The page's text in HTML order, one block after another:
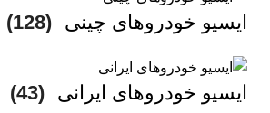
ایسیو خودروهای چینی (128)
ایسیو خودروهای ایرانی (43)